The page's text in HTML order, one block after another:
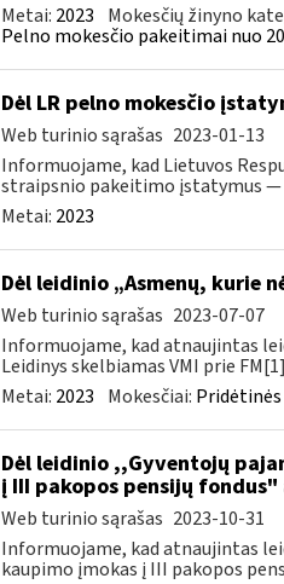
Metai: 2023 Mokesčių žinyno
Pelno mokesčio pakeitimai nuo
Dėl LR pelno mokesčio
Web turinio sąrašas 2023-01-13
Informuojame, kad Lietuvos
straipsnio pakeitimo įstatymus —
Metai: 2023
Dėl leidinio „Asmenų, kurie
Web turinio sąrašas 2023-07-07
Informuojame, kad atnaujintas
Leidinys skelbiamas VMI prie
Metai: 2023 Mokesčiai:
Dėl leidinio ,,Gyventojų
į III pakopos pensijų
Web turinio sąrašas 2023-10-31
Informuojame, kad atnaujintas
kaupimo įmokas į III pakopos